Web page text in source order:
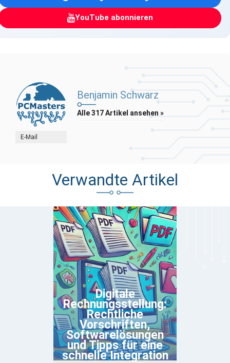
YouTube abonnieren
E-Mail
Benjamin Schwarz
Alle 317 Artikel ansehen »
Verwandte Artikel
Digitale
Rechnungsstellung:
Rechtliche
Vorschriften,
Softwarelösungen
und Tipps für eine
schnelle Integration